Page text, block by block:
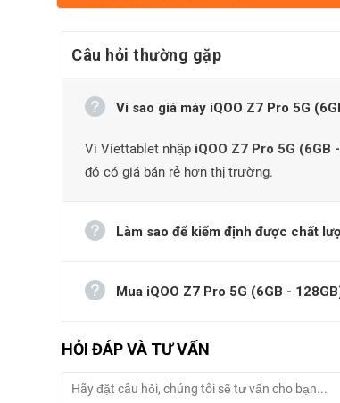
Câu hỏi thường gặp
Vì sao giá máy iQOO Z7 Pro 5G
Vì Viettablet nhập iQOO Z7 Pro 5G (6GB
đó có giá bán rẻ hơn thị trường.
Làm sao để kiểm định được chất
Mua iQOO Z7 Pro 5G (6GB -
HỎI ĐÁP VÀ TƯ VẤN